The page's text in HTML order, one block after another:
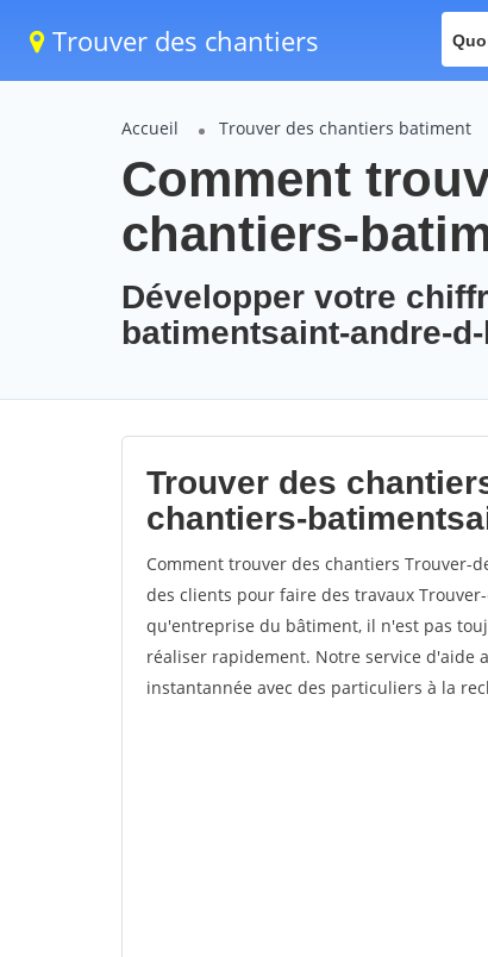
Trouver des chantiers
Accueil Trouver des chantiers batiment
Comment
chantiers-
Développer votre
batimentsaint-andre-
Trouver des
chantiers-
Comment trouver des chantiers Trouver-
des clients pour faire des travaux
qu'entreprise du bâtiment, il n'est pas
réaliser rapidement. Notre service d'aide
instantannée avec des particuliers à la